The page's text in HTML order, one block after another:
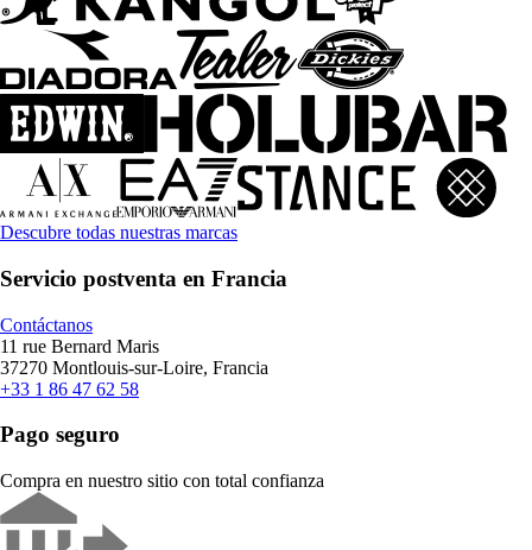
Descubre todas nuestras marcas
Servicio postventa en Francia
Contáctanos
11 rue Bernard Maris
37270 Montlouis-sur-Loire, Francia
+33 1 86 47 62 58
Pago seguro
Compra en nuestro sitio con total confianza